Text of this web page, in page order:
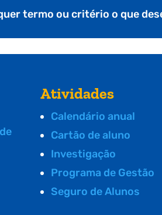
termo ou critério o que
Atividades
Calendário anual
Cartão de aluno
Investigação
Programa de Gestão
Seguro de Alunos